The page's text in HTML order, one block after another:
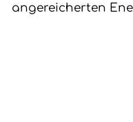
angereicherten